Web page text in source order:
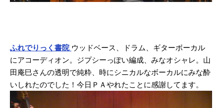
ふれでりっく書院 ウッドベース、ドラム、ギターボーカル
にアコーディオン。ジプシーっぽい編成、みなオシャレ。山
田庵巳さんの透明で純粋、時にシニカルなボーカルにみな酔
いしれたのでした！今日ＰＡやれたことに感謝してます。